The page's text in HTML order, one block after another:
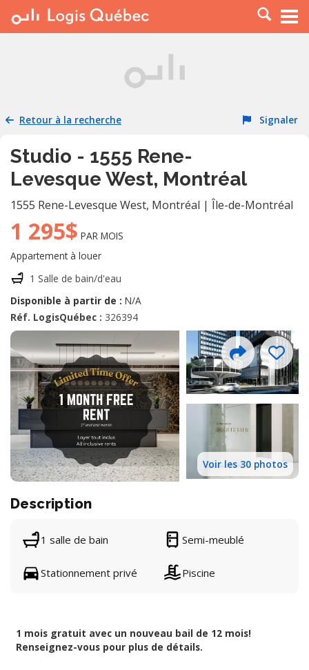
À LOUER
PLACER UNE ANNONCE
RESSOURCES
Retour à la recherche Signaler
Studio - 1555 Rene-
Levesque West, Montréal
1555 Rene-Levesque West, Montréal | Île-de-Montréal
1 295$ PAR MOIS
Appartement à louer
1 Salle de bain/d'eau
Disponible à partir de : N/A
Réf. LogisQuébec : 326394
Voir les 30 photos
Description
1 salle de bain Semi-meublé
Stationnement privé Piscine
1 mois gratuit avec un nouveau bail de 12 mois!
Renseignez-vous pour plus de détails.